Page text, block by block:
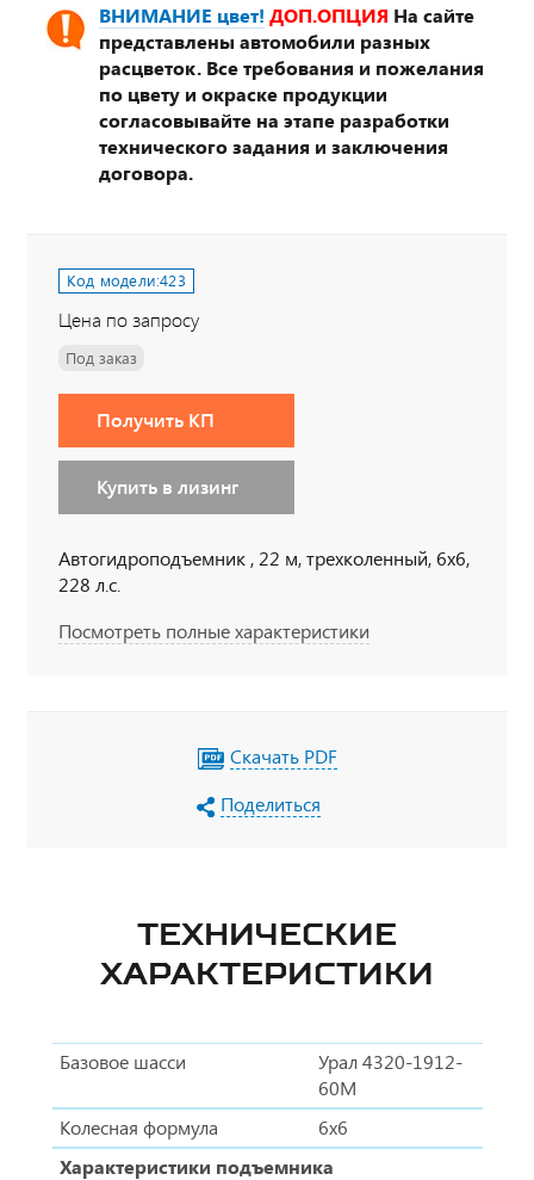
ВНИМАНИЕ цвет! ДОП.ОПЦИЯ На сайте
представлены автомобили разных
расцветок. Все требования и пожелания
по цвету и окраске продукции
согласовывайте на этапе разработки
технического задания и заключения
договора.
Код модели:423
Цена по запросу
Под заказ
Получить КП
Купить в лизинг
Автогидроподъемник , 22 м, трехколенный, 6х6,
228 л.с.
Посмотреть полные характеристики
Скачать PDF
Поделиться
ТЕХНИЧЕСКИЕ
ХАРАКТЕРИСТИКИ
Базовое шасси
Урал 4320-1912-
60М
Колесная формула
6х6
Характеристики подъемника